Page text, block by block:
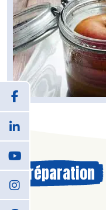
Préparation